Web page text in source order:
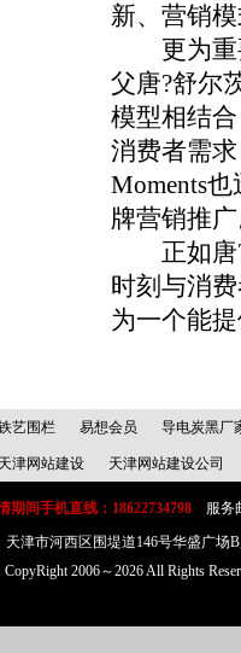
新、营销
更为重要
父唐?舒尔
模型相结
消费者需
Moments
牌营销推
正如唐?
时刻与消
为一个能
艺围栏 易想会员 导电炭黑厂
天津网站建设 天津网站建设公司
期间手机直线：18622734798 服务
天津市河西区围堤道146号华盛广
CopyRight 2006～2026 All Rights